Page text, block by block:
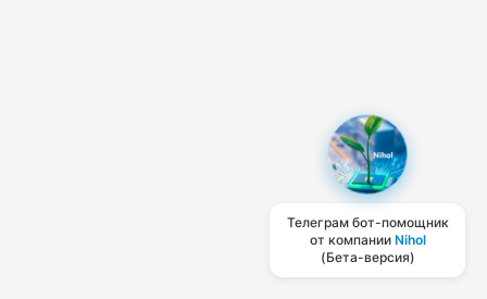
Телеграм бот-помощник
от компании Nihol
(Бета-версия)